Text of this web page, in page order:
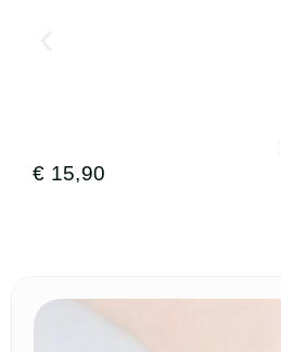
€ 15,90